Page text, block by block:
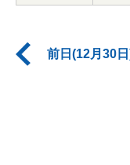
前日(12月30